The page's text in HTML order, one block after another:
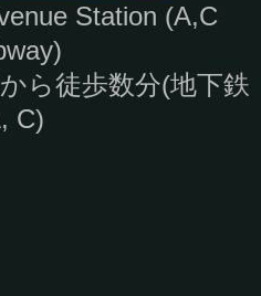
Station (A,C
ら徒歩数分(地下鉄
C)